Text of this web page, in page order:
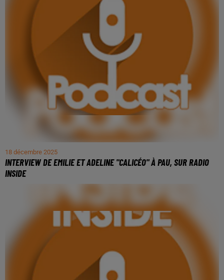
18 décembre 2025
INTERVIEW DE EMILIE ET ADELINE "CALICÉO" À PAU, SUR RADIO
INSIDE